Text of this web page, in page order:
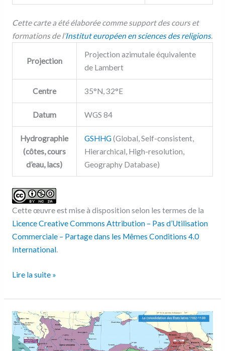
Cette carte a été élaborée comme support des cours et
formations de l’Institut européen en sciences des religions.
Projection
Projection azimutale équivalente
de Lambert
Centre 35°N, 32°E
Datum WGS 84
Hydrographie
(côtes, cours
d’eau, lacs)
GSHHG(Global, Self-consistent,
Hierarchical, High-resolution,
Geography Database)
Cette œuvre est mise à disposition selon les termes de la
Licence Creative Commons Attribution – Pas d’Utilisation
Commerciale – Partage dans les Mêmes Conditions 4.0
International.
Lire la suite »
La
consolidation
des